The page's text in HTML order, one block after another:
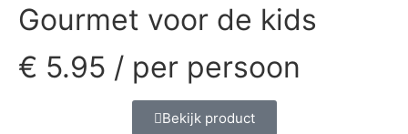
Gourmet voor de kids
€ 5.95 / per persoon
Bekijk product